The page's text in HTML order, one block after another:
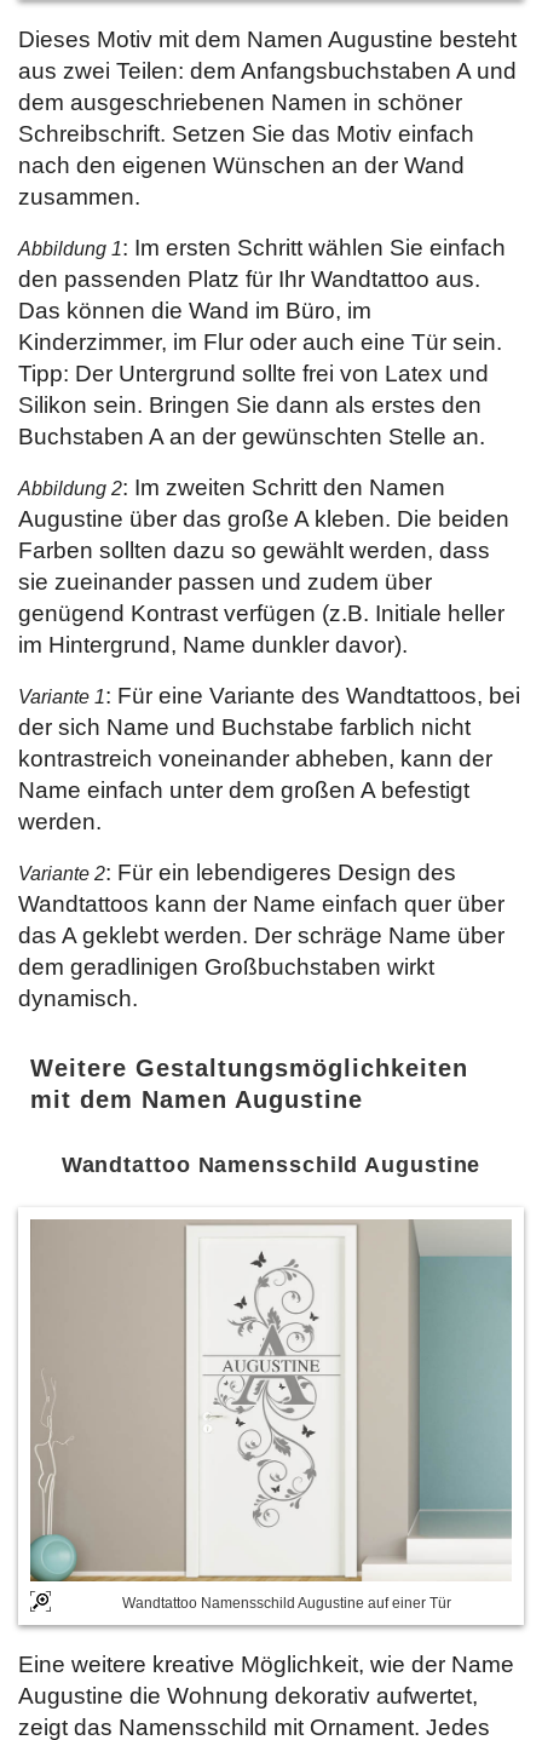
Dieses Motiv mit dem Namen Augustine besteht
aus zwei Teilen: dem Anfangsbuchstaben A und
dem ausgeschriebenen Namen in schöner
Schreibschrift. Setzen Sie das Motiv einfach
nach den eigenen Wünschen an der Wand
zusammen.
Abbildung 1: Im ersten Schritt wählen Sie einfach
den passenden Platz für Ihr Wandtattoo aus.
Das können die Wand im Büro, im
Kinderzimmer, im Flur oder auch eine Tür sein.
Tipp: Der Untergrund sollte frei von Latex und
Silikon sein. Bringen Sie dann als erstes den
Buchstaben A an der gewünschten Stelle an.
Abbildung 2: Im zweiten Schritt den Namen
Augustine über das große A kleben. Die beiden
Farben sollten dazu so gewählt werden, dass
sie zueinander passen und zudem über
genügend Kontrast verfügen (z.B. Initiale heller
im Hintergrund, Name dunkler davor).
Variante 1: Für eine Variante des Wandtattoos, bei
der sich Name und Buchstabe farblich nicht
kontrastreich voneinander abheben, kann der
Name einfach unter dem großen A befestigt
werden.
Variante 2: Für ein lebendigeres Design des
Wandtattoos kann der Name einfach quer über
das A geklebt werden. Der schräge Name über
dem geradlinigen Großbuchstaben wirkt
dynamisch.
Weitere Gestaltungsmöglichkeiten
mit dem Namen Augustine
Wandtattoo Namensschild Augustine
Wandtattoo Namensschild Augustine auf einer Tür
Eine weitere kreative Möglichkeit, wie der Name
Augustine die Wohnung dekorativ aufwertet,
zeigt das Namensschild mit Ornament. Jedes